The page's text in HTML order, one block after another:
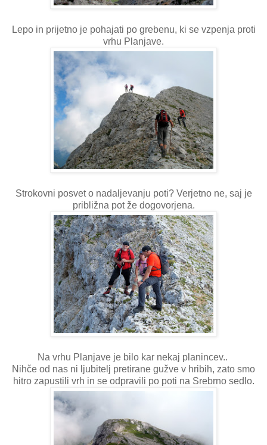
Lepo in prijetno je pohajati po grebenu, ki se vzpenja proti
vrhu Planjave.
Strokovni posvet o nadaljevanju poti? Verjetno ne, saj je
približna pot že dogovorjena.
Na vrhu Planjave je bilo kar nekaj planincev..
Nihče od nas ni ljubitelj pretirane gužve v hribih, zato smo
hitro zapustili vrh in se odpravili po poti na Srebrno sedlo.